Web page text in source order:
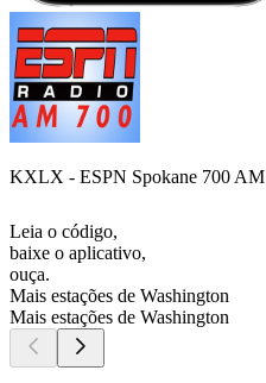
KXLX - ESPN Spokane 700 AM
Leia o código,
baixe o aplicativo,
ouça.
Mais estações de Washington
Mais estações de Washington